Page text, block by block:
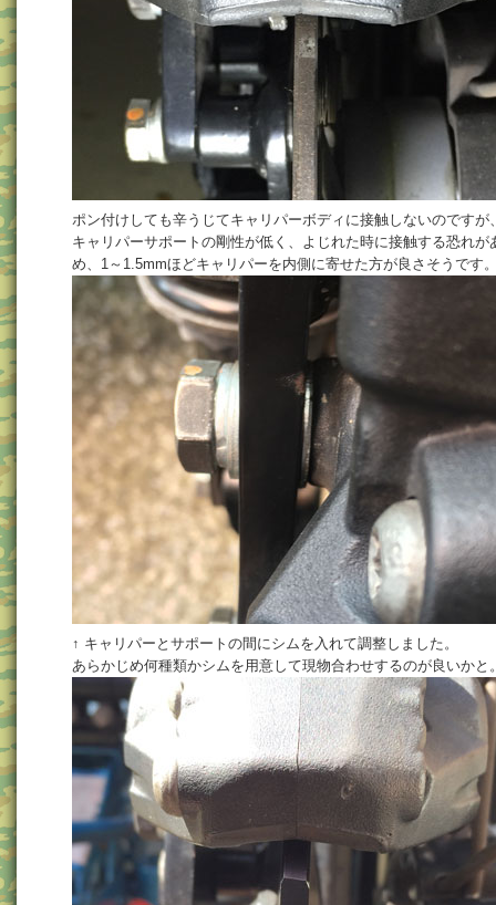
ポン付けしても辛うじてキャリパーボディに接触しないのですが
キャリパーサポートの剛性が低く、よじれた時に接触する恐れが
め、1～1.5mmほどキャリパーを内側に寄せた方が良さそうです
↑ キャリパーとサポートの間にシムを入れて調整しました。
あらかじめ何種類かシムを用意して現物合わせするのが良いかと